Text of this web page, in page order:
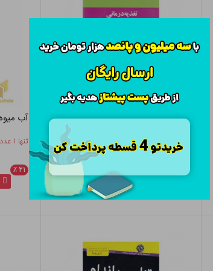
تغذیه درمانی و رژیم های غذایی
تنها ۱ عدد در انبار باقی مانده ۴.۵
۳۸,۰۰۰ تومان
۴۰,۰۰۰
افزودن به سبد
آب
تنها ۱ عدد در انبار باقی مانده
۲۱ ٪